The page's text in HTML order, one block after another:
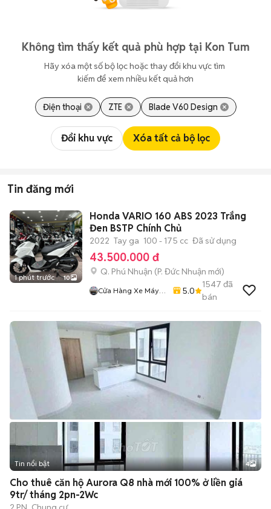
Không tìm thấy kết quả phù hợp tại Kon Tum
Hãy xóa một số bộ lọc hoặc thay đổi khu vực tìm
kiếm để xem nhiều kết quả hơn
Điện thoại ZTE Blade V60 Design
Đổi khu vực Xóa tất cả bộ lọc
Tin đăng mới
1 phút trước 10
Honda VARIO 160 ABS 2023 Trắng
Đen BSTP Chính Chủ
2022 Tay ga 100 - 175 cc Đã sử dụng
43.500.000 đ
Q. Phú Nhuận (P. Đức Nhuận mới)
Cửa Hàng Xe Máy
5.0
1547 đã
bán
Tin nổi bật 4
Cho thuê căn hộ Aurora Q8 nhà mới 100% ở liền giá
9tr/ tháng 2pn-2Wc